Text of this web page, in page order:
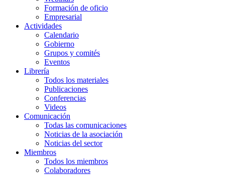
Formación de oficio
Empresarial
Actividades
Calendario
Gobierno
Grupos y comités
Eventos
Librería
Todos los materiales
Publicaciones
Conferencias
Videos
Comunicación
Todas las comunicaciones
Noticias de la asociación
Noticias del sector
Miembros
Todos los miembros
Colaboradores